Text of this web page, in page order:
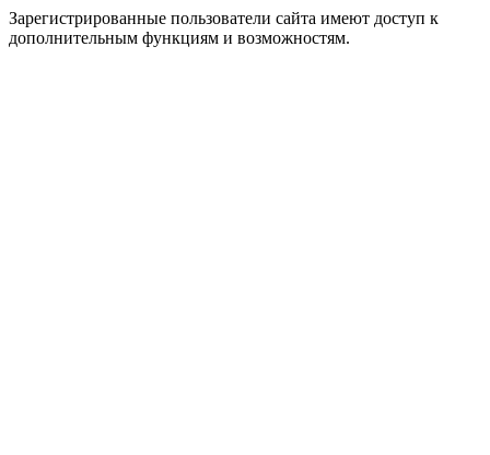
Зарегистрированные пользователи сайта имеют доступ к
дополнительным функциям и возможностям.